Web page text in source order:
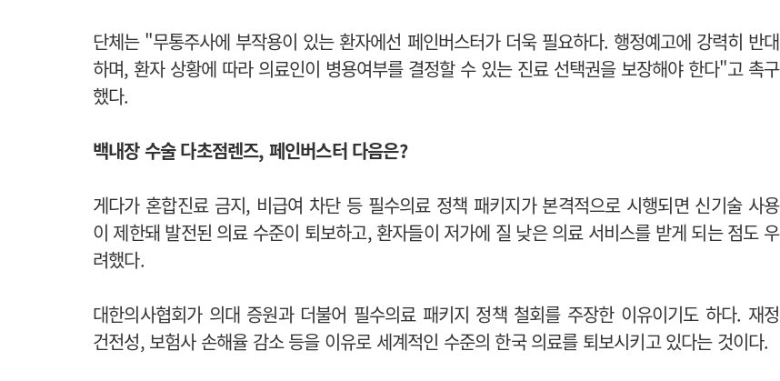
단체는 "무통주사에 부작용이 있는 환자에선 페인버스터가 더욱 필요하다. 행정예고에 강력히 반대
하며, 환자 상황에 따라 의료인이 병용여부를 결정할 수 있는 진료 선택권을 보장해야 한다"고 촉구
했다.
백내장 수술 다초점렌즈, 페인버스터 다음은?
게다가 혼합진료 금지, 비급여 차단 등 필수의료 정책 패키지가 본격적으로 시행되면 신기술 사용
이 제한돼 발전된 의료 수준이 퇴보하고, 환자들이 저가에 질 낮은 의료 서비스를 받게 되는 점도 우
려했다.
대한의사협회가 의대 증원과 더불어 필수의료 패키지 정책 철회를 주장한 이유이기도 하다. 재정
건전성, 보험사 손해율 감소 등을 이유로 세계적인 수준의 한국 의료를 퇴보시키고 있다는 것이다.